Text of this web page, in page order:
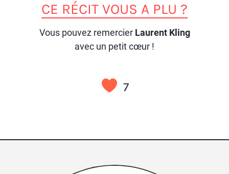
CE RÉCIT VOUS A PLU ?
Vous pouvez remercier Laurent Kling
avec un petit cœur !
7